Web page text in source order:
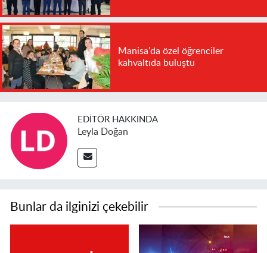
Manisa'da özel öğrenciler
kahvaltıda buluştu
EDITÖR HAKKINDA
Leyla Doğan
Bunlar da ilginizi çekebilir